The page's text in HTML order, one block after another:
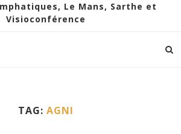
Le Mans, Sarthe et
Visioconférence
TAG: AGNI